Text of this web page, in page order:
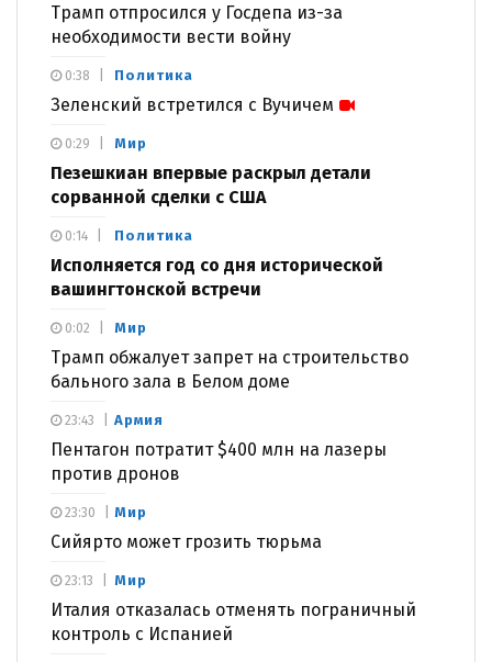
Трамп отпросился у Госдепа из-за
необходимости вести войну
Политика
Зеленский встретился с Вучичем
0:38
Мир
Пезешкиан впервые раскрыл детали
сорванной сделки с США
0:29
Политика
Исполняется год со дня исторической
вашингтонской встречи
0:14
Мир
Трамп обжалует запрет на строительство
бального зала в Белом доме
0:02
Армия
Пентагон потратит $400 млн на лазеры
против дронов
23:43
Мир
Сийярто может грозить тюрьма
23:30
Мир
Италия отказалась отменять пограничный
контроль с Испанией
23:13